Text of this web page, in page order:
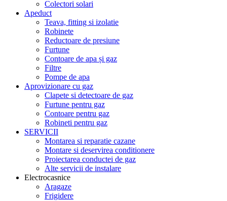
Colectori solari
Apeduct
Teava, fitting si izolatie
Robinete
Reductoare de presiune
Furtune
Contoare de apa și gaz
Filtre
Pompe de apa
Aprovizionare cu gaz
Clapete si detectoare de gaz
Furtune pentru gaz
Contoare pentru gaz
Robineti pentru gaz
SERVICII
Montarea si reparatie cazane
Montare si deservirea conditionere
Proiectarea conductei de gaz
Alte servicii de instalare
Electrocasnice
Aragaze
Frigidere